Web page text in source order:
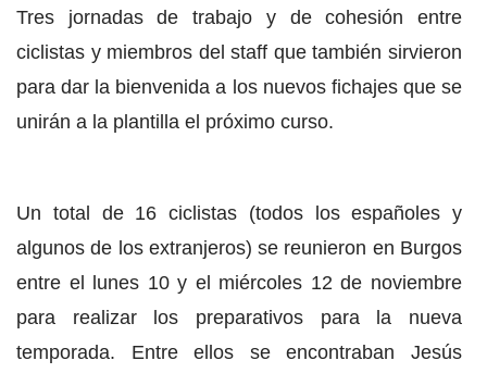
Tres jornadas de trabajo y de cohesión entre
ciclistas y miembros del staff que también sirvieron
para dar la bienvenida a los nuevos fichajes que se
unirán a la plantilla el próximo curso.
Un total de 16 ciclistas (todos los españoles y
algunos de los extranjeros) se reunieron en Burgos
entre el lunes 10 y el miércoles 12 de noviembre
para realizar los preparativos para la nueva
temporada. Entre ellos se encontraban Jesús